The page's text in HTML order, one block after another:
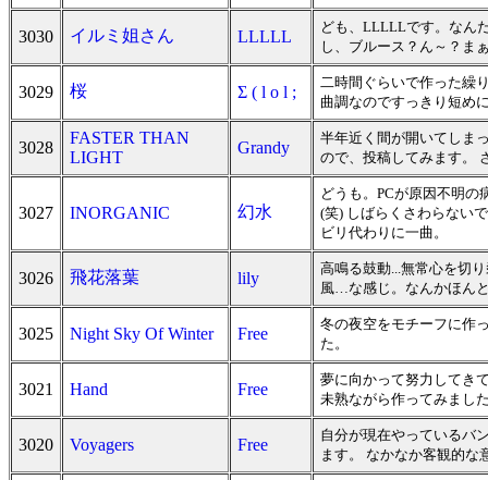
3030 イルミ姐さん LLLLL
ども、LLLLLです。なん
し、ブルース？ん～？ま
3029 桜 Σ ( l o l ;
二時間ぐらいで作った繰
曲調なのですっきり短め
3028
FASTER THAN
LIGHT
Grandy
半年近く間が開いてしま
ので、投稿してみます。
3027 INORGANIC 幻水
どうも。PCが原因不明
(笑) しばらくさわらない
ビリ代わりに一曲。
3026 飛花落葉 lily
高鳴る鼓動...無常心を切
風…な感じ。なんかほん
3025 Night Sky Of Winter Free
冬の夜空をモチーフに作
た。
3021 Hand Free
夢に向かって努力してき
未熟ながら作ってみまし
3020 Voyagers Free
自分が現在やっているバ
ます。 なかなか客観的な